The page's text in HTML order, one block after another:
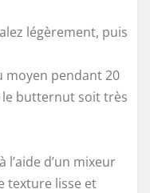
légèrement, puis
moyen pendant 20
le butternut soit très
l’aide d’un mixeur
texture lisse et